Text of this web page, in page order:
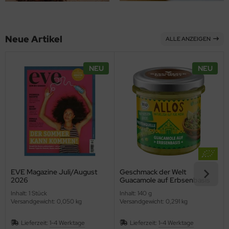
Neue Artikel ALLE ANZEIGEN
NEU
EVE Magazine Juli/August
2026
Inhalt: 1 Stück
Versandgewicht: 0,050 kg
Lieferzeit: 1-4 Werktage
NEU
Geschmack der Welt
Guacamole auf Erbsenbasis
Inhalt: 140 g
Versandgewicht: 0,291 kg
Lieferzeit: 1-4 Werktage
Nüsse
& Süßungsmittel